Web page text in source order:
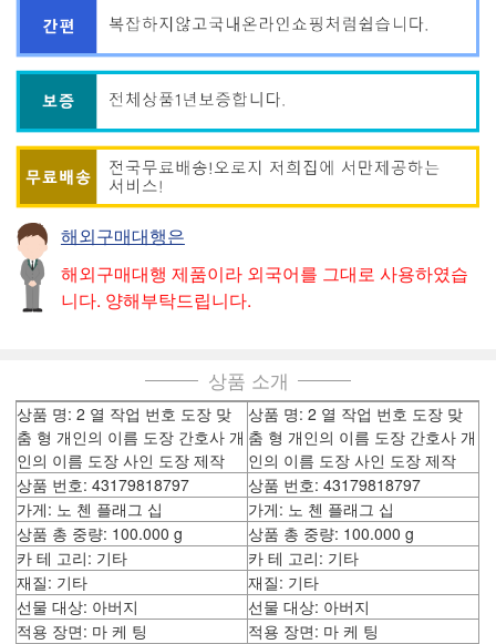
해외구매대행은
해외구매대행 제품이라 외국어를 그대로 사용하였습
니다. 양해부탁드립니다.
상품 소개
상품 명: 2 열 작업 번호 도장 맞
춤 형 개인의 이름 도장 간호사 개
인의 이름 도장 사인 도장 제작
상품 명: 2 열 작업 번호 도장 맞
춤 형 개인의 이름 도장 간호사 개
인의 이름 도장 사인 도장 제작
상품 번호: 43179818797
상품 번호: 43179818797
가게: 노 첸 플래그 십
가게: 노 첸 플래그 십
상품 총 중량: 100.000 g
상품 총 중량: 100.000 g
카 테 고리: 기타
카 테 고리: 기타
재질: 기타
재질: 기타
선물 대상: 아버지
선물 대상: 아버지
적용 장면: 마 케 팅
적용 장면: 마 케 팅